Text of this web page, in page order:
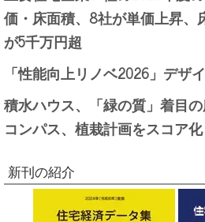
価・床面積、8社が単価上昇、
が5千万円超
「性能向上リノベ2026」デザ
積水ハウス、「緑の質」着目
コンパス、植栽計画をスコア化
新刊の紹介